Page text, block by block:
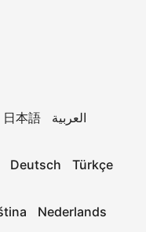
日本語 العربية
Deutsch Türkçe
Nederlands